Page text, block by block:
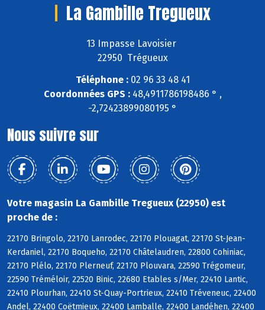
La Gambille Tregueux
13 Impasse Lavoisier
22950 Trégueux
Téléphone :02 96 33 48 41
Coordonnées GPS :48,4911786198486 ° ,
-2,72423899080195 °
Nous suivre sur
Votre magasin La Gambille Tregueux (22950) est
proche de :
22170 Bringolo, 22170 Lanrodec, 22170 Plouagat, 22170 St-Jean-
Kerdaniel, 22170 Boqueho, 22170 Châtelaudren, 22800 Cohiniac,
22170 Plélo, 22170 Plerneuf, 22170 Plouvara, 22590 Trégomeur,
22590 Tréméloir, 22520 Binic, 22680 Etables s/Mer, 22410 Lantic,
22410 Plourhan, 22410 St-Quay-Portrieux, 22410 Tréveneuc, 22400
Andel, 22400 Coëtmieux, 22400 Lamballe, 22400 Landéhen, 22400